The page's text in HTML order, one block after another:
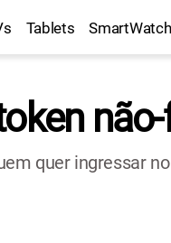
Tablets
quer ingressar